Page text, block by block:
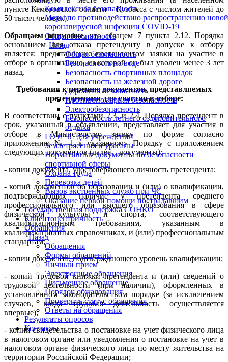
Комплексная безопасность
Меры по противодействию распространению новой
коронавирусной инфекции COVID-19
Общая безопасность
Назад
Общая безопасность
Безопасность на воде
Безопасность спортивных площадок
Безопасность на железной дороге
Дорожная безопасность
Противопожарная безопасность
Электробезопасность
Безопасность летнего оздоровительного
отдыха
ГО и ЧС для учреждений
Землетрясения и ураганы
Нормативные документы по безопасности
спортивной сферы
Охрана труда
Перевозка детей
Вызов экстренных служб при ЧС
Оказание первой помощи пострадавшим
Государственная поддержка СОНКО
Клиентоцентричность
Обращения
Назад
Обращения
Формы обращений
Личный прием
Электронные обращения
Письменное обращение
Порядок обжалования
Проверить статус обращения
Ответы на обращения
Результаты опросов
Контакты
пункте Кемеровской области – Кузбасса с числом жителей до
50 тысяч человек).
Обращаем внимание, что абзацем 7 пункта 2.12. Порядка
основанием для отказа претенденту в допуске к отбору
является: представление претендентом заявки на участие в
отборе в организацию, из которой он был уволен менее 3 лет
назад.
Требования к перечню документов, представляемых
претендентами для участия в отборе:
В соответствии с пунктами 2.3. и 2.4. Порядка претендент в
срок, указанный в объявлении, представляет для участия в
отборе в Министерство заявку по форме согласно
приложению № 1 к указанному Порядку с приложением
следующих документов (далее – документы):
- копии документа, удостоверяющего личность претендента;
- копий документов об образовании и (или) о квалификации,
подтверждающих наличие у претендента среднего
профессионального или высшего образования в сфере
физической культуры и спорта, соответствующего
квалификационным требованиям, указанным в
квалификационных справочниках, и (или) профессиональным
стандартам;
- копии документа, подтверждающего уровень квалификации;
- копий трудовой книжки претендента и (или) сведений о
трудовой деятельности (при наличии), оформленных в
установленном законодательством порядке (за исключением
случаев, когда трудовая деятельность осуществляется
впервые);
- копии свидетельства о постановке на учет физического лица
в налоговом органе или уведомления о постановке на учет в
налоговом органе физического лица по месту жительства на
территории Российской Федерации;